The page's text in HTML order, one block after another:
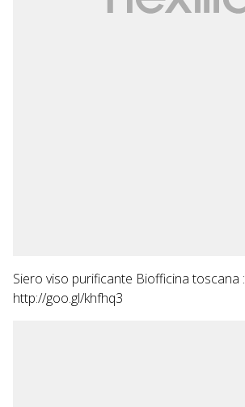
Siero viso purificante Biofficina toscana :
http://goo.gl/khfhq3